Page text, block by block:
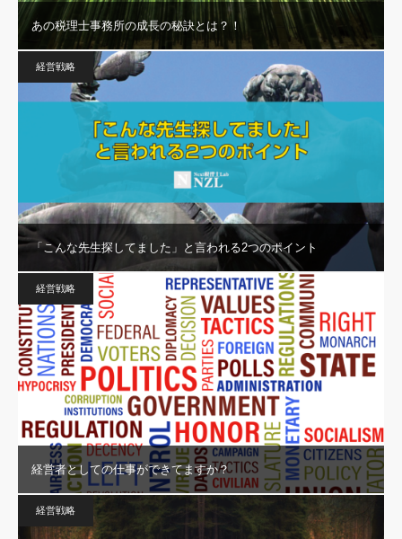
あの税理士事務所の成長の秘訣とは？！
経営戦略
「こんな先生探してました」と言われる2つのポイント
経営戦略
経営者としての仕事ができてますか？
経営戦略